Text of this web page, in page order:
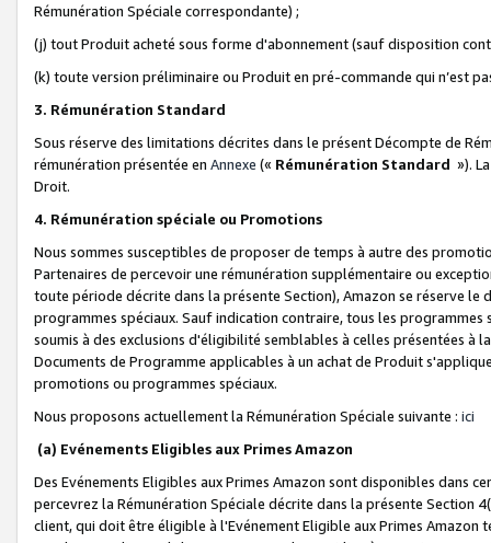
Rémunération Spéciale correspondante) ;
(j) tout Produit acheté sous forme d'abonnement (sauf disposition
(k) toute version préliminaire ou Produit en pré-commande qui n’est
3. Rémunération Standard
Sous réserve des limitations décrites dans le présent Décompte de
rémunération présentée en Annexe (« Rémunération Standard »).
Droit.
4. Rémunération spéciale ou Promotions
Nous sommes susceptibles de proposer de temps à autre des
Partenaires de percevoir une rémunération supplémentaire ou
toute période décrite dans la présente Section), Amazon se réserve
programmes spéciaux. Sauf indication contraire, tous les
soumis à des exclusions d'éligibilité semblables à celles présentées à
Documents de Programme applicables à un achat de Produit
promotions ou programmes spéciaux.
Nous proposons actuellement la Rémunération Spéciale suivante : ici
(a) Evénements Eligibles aux Primes Amazon
Des Evénements Eligibles aux Primes Amazon sont disponibles dans
percevrez la Rémunération Spéciale décrite dans la présente Section
client, qui doit être éligible à l'Evénement Eligible aux Primes Amazon